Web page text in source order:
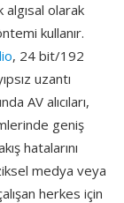
olarak
kullanır.
, 24 bit/192
uzantı
AV alıcıları,
geniş
hatalarını
medya veya
herkes için